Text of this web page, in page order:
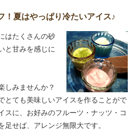
！夏はやっぱり冷たいアイス♪
はたくさんの砂
と甘みを感じに
しみませんか？
とても美味しいアイスを作ることがで
スに、お好みのフルーツ・ナッツ・コ
足せば、アレンジ無限大です。